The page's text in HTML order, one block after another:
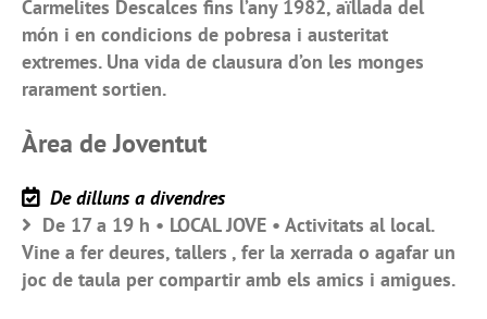
Carmelites Descalces fins l’any 1982, aïllada del
món i en condicions de pobresa i austeritat
extremes. Una vida de clausura d’on les monges
rarament sortien.
Àrea de Joventut
De dilluns a divendres
De 17 a 19 h • LOCAL JOVE • Activitats al local.
Vine a fer deures, tallers , fer la xerrada o agafar un
joc de taula per compartir amb els amics i amigues.